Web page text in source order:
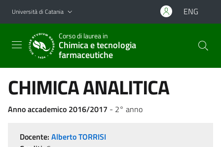
Vai al contenuto principale
Vai al menu di navigazione
Università di Catania ENG
Corso di laurea in
Chimica e tecnologia
farmaceutiche
CHIMICA ANALITICA
Anno accademico 2016/2017 - 2° anno
Docente: Alberto TORRISI